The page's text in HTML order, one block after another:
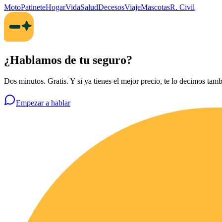
MotoPatineteHogarVidaSaludDecesosViajeMascotasR. Civil
¿Hablamos de tu seguro?
Dos minutos. Gratis. Y si ya tienes el mejor precio, te lo decimos
Empezar a hablar